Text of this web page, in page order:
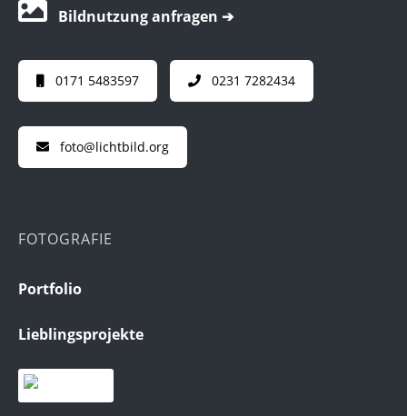
Bildnutzung anfragen ➔
0171 5483597 0231 7282434
foto@lichtbild.org
FOTOGRAFIE
Portfolio
Lieblingsprojekte